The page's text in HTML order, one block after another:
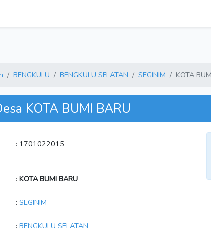
BENGKULU BENGKULU SELATAN SEGINIM KOTA
KOTA BUMI BARU
: 1701022015
: KOTA BUMI BARU
: SEGINIM
: BENGKULU SELATAN